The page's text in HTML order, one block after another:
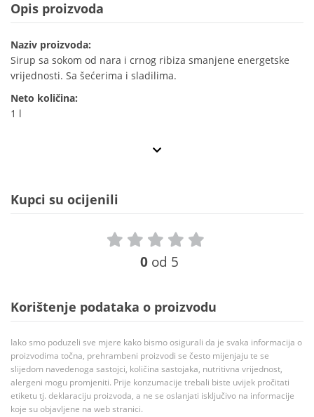
Opis proizvoda
Naziv proizvoda:
Sirup sa sokom od nara i crnog ribiza smanjene energetske
vrijednosti. Sa šećerima i sladilima.
Neto količina:
1 l
Kupci su ocijenili
0 od 5
Korištenje podataka o proizvodu
Iako smo poduzeli sve mjere kako bismo osigurali da je svaka informacija o
proizvodima točna, prehrambeni proizvodi se često mijenjaju te se
slijedom navedenoga sastojci, količina sastojaka, nutritivna vrijednost,
alergeni mogu promjeniti. Prije konzumacije trebali biste uvijek pročitati
etiketu tj. deklaraciju proizvoda, a ne se oslanjati isključivo na informacije
koje su objavljene na web stranici.